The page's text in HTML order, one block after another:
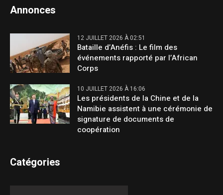
Annonces
12 JUILLET 2026 À 02:51
Bataille d’Anéfis : Le film des
événements rapporté par l’African
Corps
10 JUILLET 2026 À 16:06
Les présidents de la Chine et de la
Namibie assistent à une cérémonie de
signature de documents de
coopération
Catégories